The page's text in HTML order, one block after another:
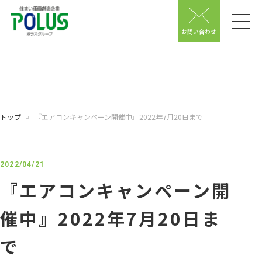
お問い合わせ
トップ 『エアコンキャンペーン開催中』2022年7月20日まで
2022/04/21
『エアコンキャンペーン開
催中』2022年7月20日ま
で